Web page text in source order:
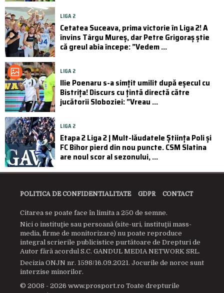
LIGA 2
Cetatea Suceava, prima victorie în Liga 2! A
învins Târgu Mureș, dar Petre Grigoraș știe
că greul abia începe: ”Vedem ...
LIGA 2
Ilie Poenaru s-a simțit umilit după eșecul cu
Bistrița! Discurs cu țintă directă către
jucătorii Sloboziei: ”Vreau ...
LIGA 2
Etapa 2 Liga 2 | Mult-lăudatele Știința Poli și
FC Bihor pierd din nou puncte. CSM Slatina
are noul scor al sezonului, ...
POLITICA DE CONFIDENTIALITATE GDPR CONTACT
Citarea se poate face în limita a 250 de semne.
Nici o instituţie sau persoană (site-uri, instituţii mass-
media, firme de monitorizare) nu poate reproduce
integral scrierile publicistice purtătoare de Drepturi de
Autor fără acordul S.C. GANDUL MEDIA NETWORK SRL.
Decizia ONJN nr. 1598/16.09.2021. Jocurile de noroc sunt
interzise minorilor.
© 2008 - 2026 www.prosport.ro Toate drepturile